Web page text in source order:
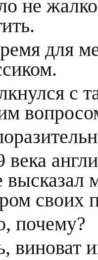
не
для
с
века
высказал
своих
почему?
виноват